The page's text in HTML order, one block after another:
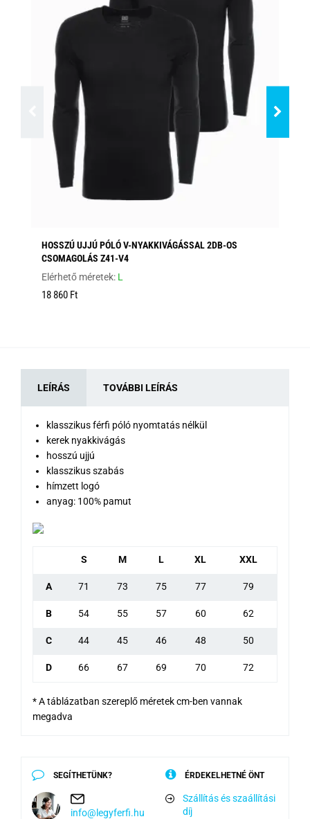
HOSSZÚ UJJÚ PÓLÓ V-NYAKKIVÁGÁSSAL 2DB-OS
CSOMAGOLÁS Z41-V4
Elérhető méretek: L
18 860 Ft
LEÍRÁS TOVÁBBI LEÍRÁS
klasszikus férfi póló nyomtatás nélkül
kerek nyakkivágás
hosszú ujjú
klasszikus szabás
hímzett logó
anyag: 100% pamut
S M L XL XXL
A 71 73 75 77 79
B 54 55 57 60 62
C 44 45 46 48 50
D 66 67 69 70 72
* A táblázatban szereplő méretek cm-ben vannak
megadva
SEGÍTHETÜNK?
info@legyferfi.hu
ÉRDEKELHETNÉ ÖNT
Szállítás és szaállítási
díj